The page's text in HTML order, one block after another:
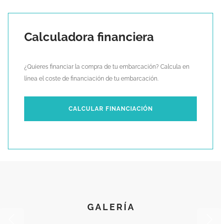
Calculadora financiera
¿Quieres financiar la compra de tu embarcación? Calcula en
línea el coste de financiación de tu embarcación.
CALCULAR FINANCIACIÓN
GALERÍA